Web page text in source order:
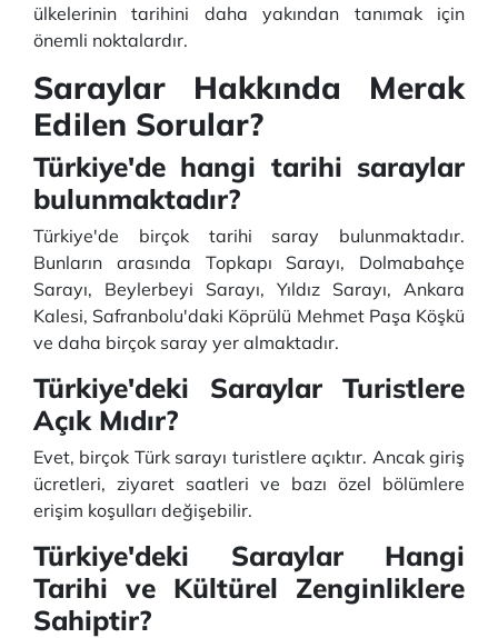
ülkelerinin tarihini daha yakından tanımak için
önemli noktalardır.
Saraylar Hakkında Merak
Edilen Sorular?
Türkiye'de hangi tarihi saraylar
bulunmaktadır?
Türkiye'de birçok tarihi saray bulunmaktadır.
Bunların arasında Topkapı Sarayı, Dolmabahçe
Sarayı, Beylerbeyi Sarayı, Yıldız Sarayı, Ankara
Kalesi, Safranbolu'daki Köprülü Mehmet Paşa Köşkü
ve daha birçok saray yer almaktadır.
Türkiye'deki Saraylar Turistlere
Açık Mıdır?
Evet, birçok Türk sarayı turistlere açıktır. Ancak giriş
ücretleri, ziyaret saatleri ve bazı özel bölümlere
erişim koşulları değişebilir.
Türkiye'deki Saraylar Hangi
Tarihi ve Kültürel Zenginliklere
Sahiptir?